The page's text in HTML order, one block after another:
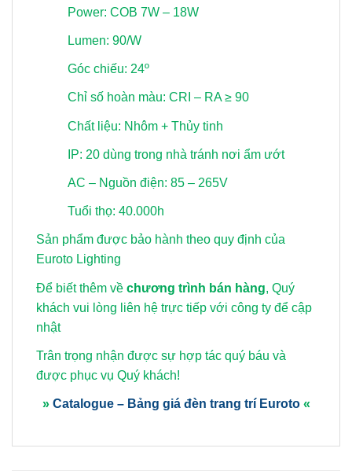
Power: COB 7W – 18W
Lumen: 90/W
Góc chiếu: 24º
Chỉ số hoàn màu: CRI – RA ≥ 90
Chất liệu: Nhôm + Thủy tinh
IP: 20 dùng trong nhà tránh nơi ẩm ướt
AC – Nguồn điện: 85 – 265V
Tuổi thọ: 40.000h
Sản phẩm được bảo hành theo quy định của
Euroto Lighting
Để biết thêm về chương trình bán hàng, Quý
khách vui lòng liên hệ trực tiếp với công ty để cập
nhật
Trân trọng nhận được sự hợp tác quý báu và
được phục vụ Quý khách!
» Catalogue – Bảng giá đèn trang trí Euroto «